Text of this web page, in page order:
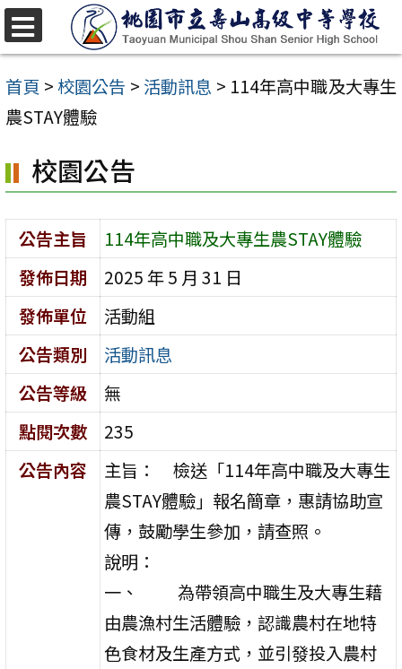
跳
至
主
要
容
區
首頁 >校園公告 > 活動訊息 > 114年高中職及大專生
農STAY體驗
校園公告
公告主旨
114年高中職及大專生農STAY體驗
發佈日期
2025 年 5 月 31 日
發佈單位
活動組
公告類別
活動訊息
公告等級
無
點閱次數
235
公告內容
主旨： 檢送「114年高中職及大專生
農STAY體驗」報名簡章，惠請協助宣
傳，鼓勵學生參加，請查照。
說明：
一、 為帶領高中職生及大專生藉
由農漁村生活體驗，認識農村在地特
色食材及生產方式，並引發投入農村
選
單